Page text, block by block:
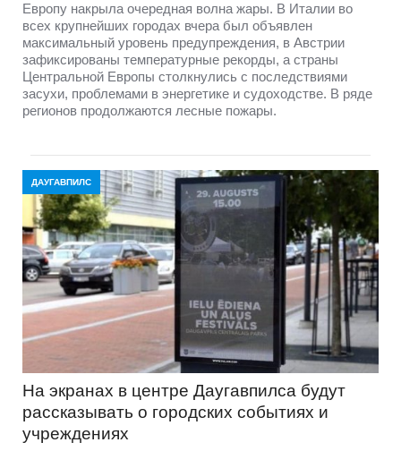
Европу накрыла очередная волна жары. В Италии во
всех крупнейших городах вчера был объявлен
максимальный уровень предупреждения, в Австрии
зафиксированы температурные рекорды, а страны
Центральной Европы столкнулись с последствиями
засухи, проблемами в энергетике и судоходстве. В ряде
регионов продолжаются лесные пожары.
ДАУГАВПИЛС
На экранах в центре Даугавпилса будут
рассказывать о городских событиях и
учреждениях